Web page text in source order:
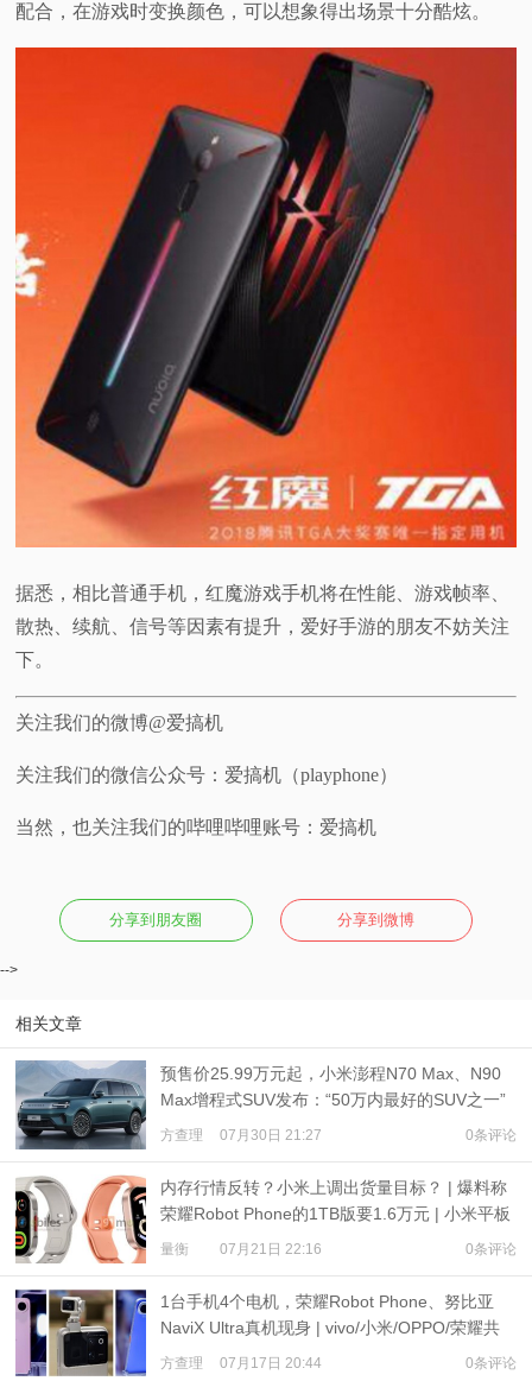
配合，在游戏时变换颜色，可以想象得出场景十分酷炫。
据悉，相比普通手机，红魔游戏手机将在性能、游戏帧率、
散热、续航、信号等因素有提升，爱好手游的朋友不妨关注
下。
关注我们的微博@爱搞机
关注我们的微信公众号：爱搞机（playphone）
当然，也关注我们的哔哩哔哩账号：爱搞机
分享到朋友圈 分享到微博
-->
相关文章
预售价25.99万元起，小米澎程N70 Max、N90
Max增程式SUV发布：“50万内最好的SUV之一”
方查理 07月30日 21:27 0条评论
内存行情反转？小米上调出货量目标？ | 爆料称
荣耀Robot Phone的1TB版要1.6万元 | 小米平板
9、REDMI Watch 6现身
量衡 07月21日 22:16 0条评论
1台手机4个电机，荣耀Robot Phone、努比亚
NaviX Ultra真机现身 | vivo/小米/OPPO/荣耀共
推公平内存机制
方查理 07月17日 20:44 0条评论